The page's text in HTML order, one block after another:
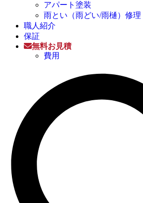
アパート塗装
雨とい（雨どい/雨樋）修理
職人紹介
保証
無料お見積
費用